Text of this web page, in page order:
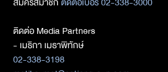
ติดต่อ Media Partners
- เมธิกา เมธาพิทักษ์
02-338-3198